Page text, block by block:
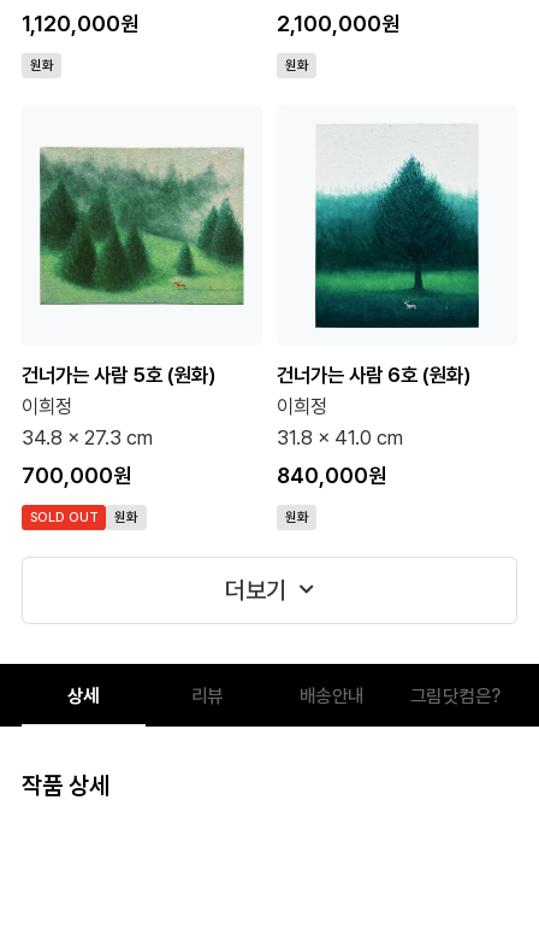
1,120,000원
원화
2,100,000원
원화
건너가는 사람 5호 (원화)
이희정
34.8 x 27.3 cm
700,000원
SOLD OUT 원화
건너가는 사람 6호 (원화)
이희정
31.8 x 41.0 cm
840,000원
원화
더보기
상세 리뷰 배송안내 그림닷컴은?
작품 상세